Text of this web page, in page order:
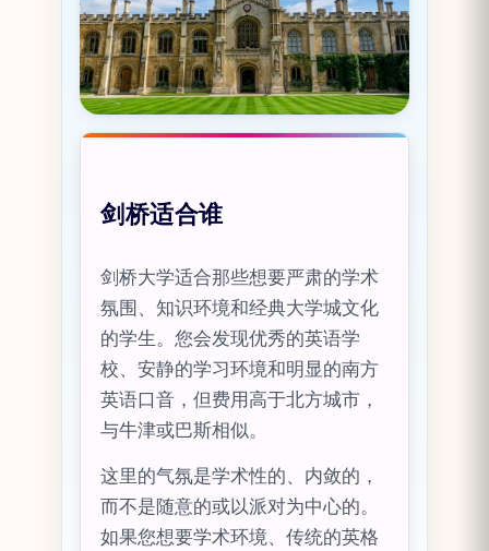
剑桥适合谁
剑桥大学适合那些想要严肃的学术
氛围、知识环境和经典大学城文化
的学生。您会发现优秀的英语学
校、安静的学习环境和明显的南方
英语口音，但费用高于北方城市，
与牛津或巴斯相似。
这里的气氛是学术性的、内敛的，
而不是随意的或以派对为中心的。
如果您想要学术环境、传统的英格